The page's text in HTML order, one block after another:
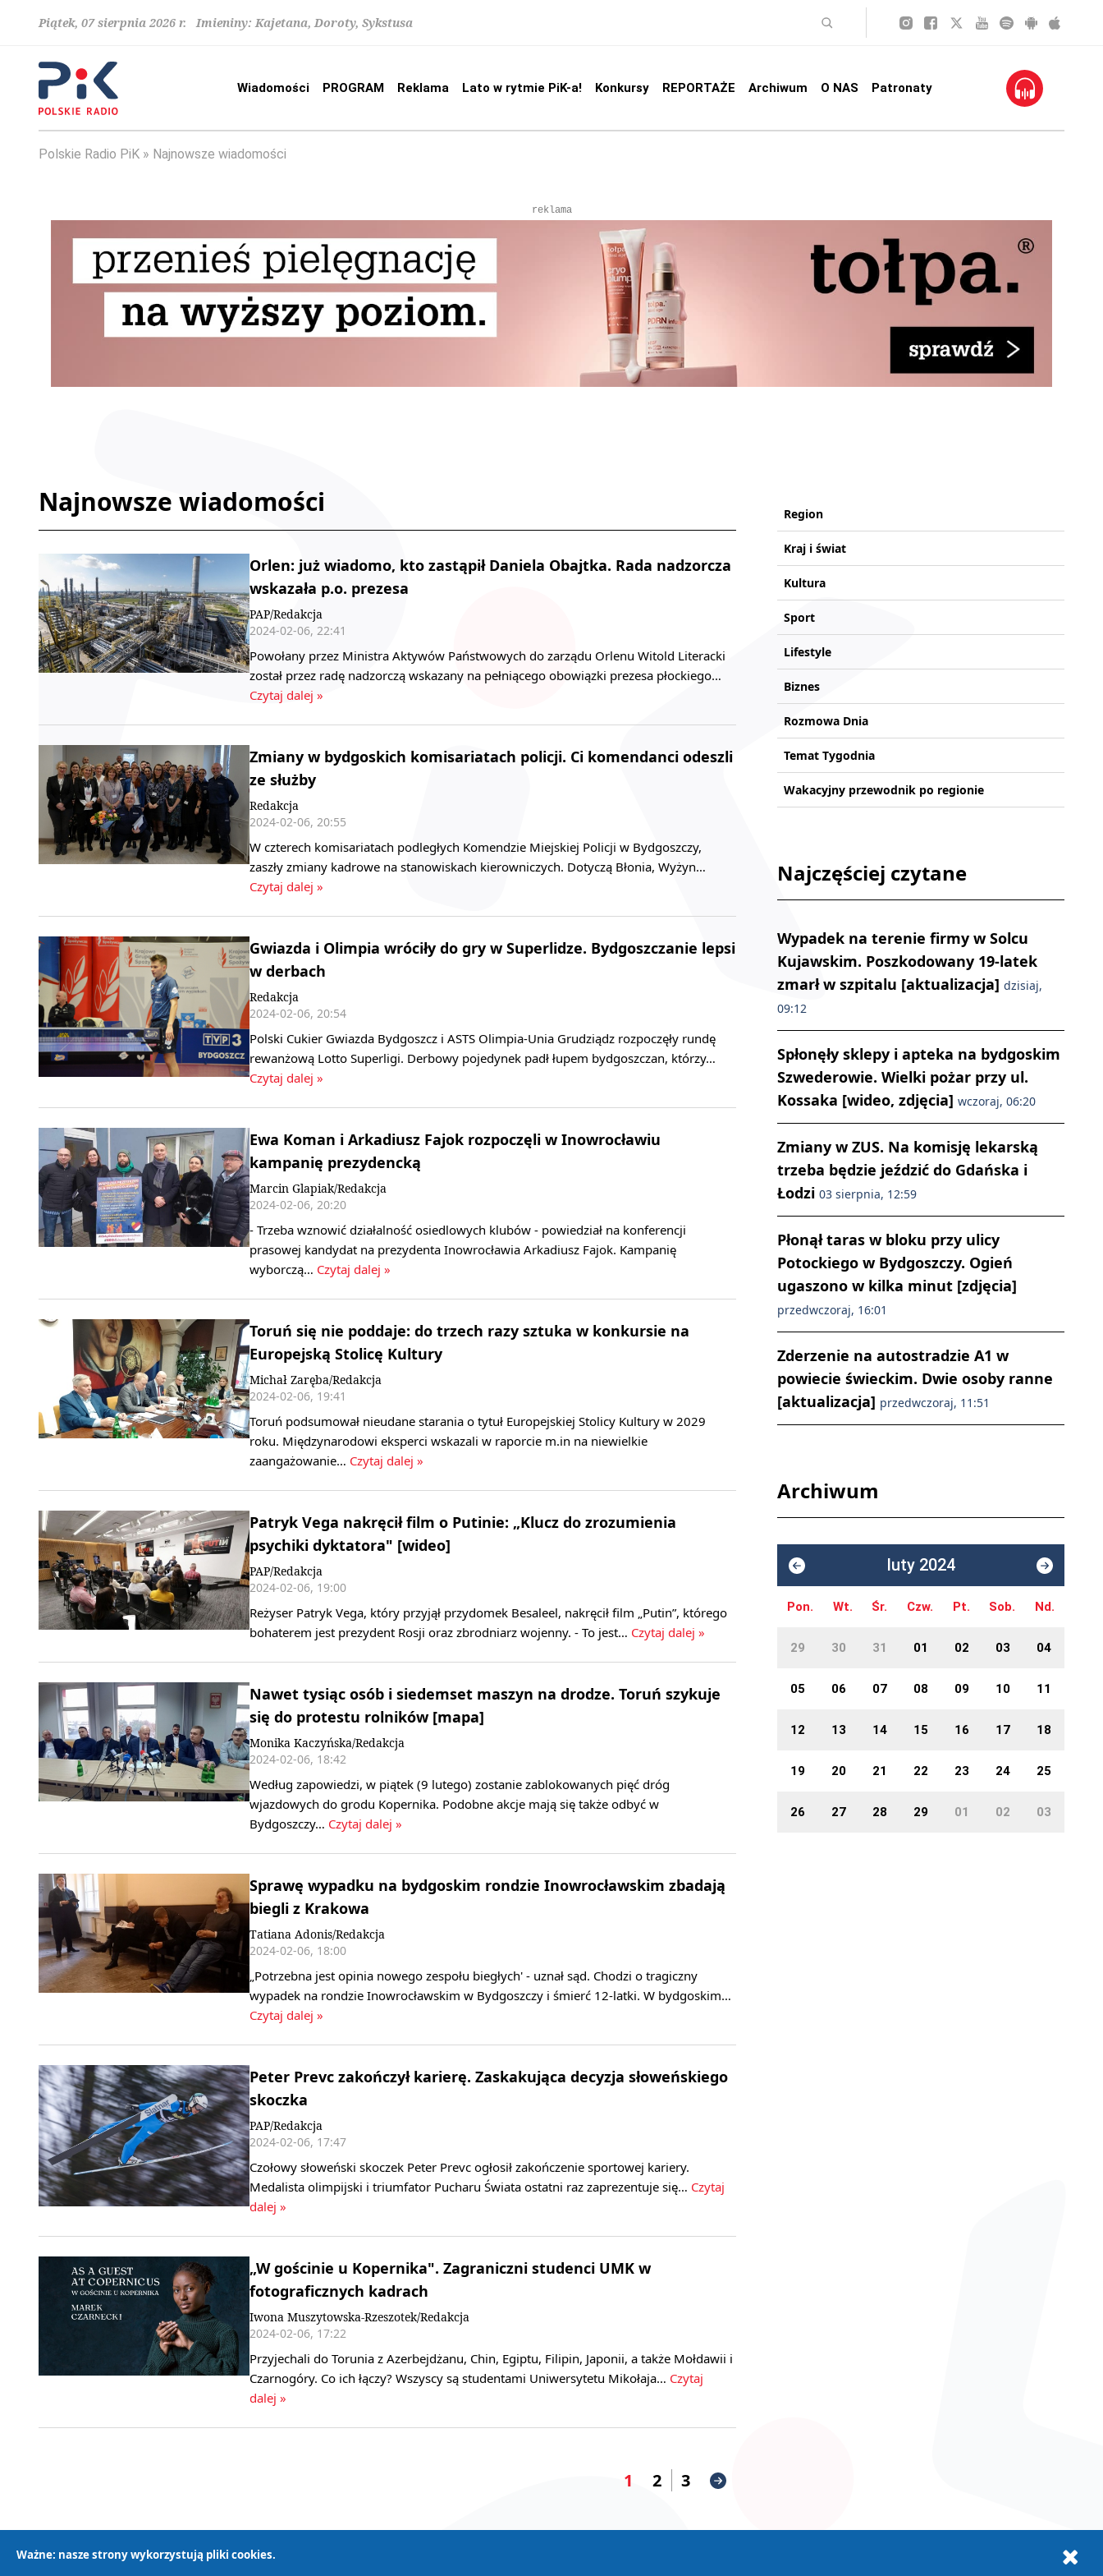
Piątek, 07 sierpnia 2026 r. Imieniny: Kajetana, Doroty, Sykstusa
Wiadomości PROGRAM Reklama Lato w rytmie PiK-a! Konkursy REPORTAŻE Archiwum O NAS Patronaty
Polskie Radio PiK Najnowsze wiadomości
reklama
Najnowsze wiadomości
Orlen: już wiadomo, kto zastąpił Daniela Obajtka. Rada nadzorcza
wskazała p.o. prezesa
PAP/Redakcja
2024-02-06, 22:41
Powołany przez Ministra Aktywów Państwowych do zarządu Orlenu Witold Literacki
został przez radę nadzorczą wskazany na pełniącego obowiązki prezesa płockiego…
Czytaj dalej »
Zmiany w bydgoskich komisariatach policji. Ci komendanci odeszli
ze służby
Redakcja
2024-02-06, 20:55
W czterech komisariatach podległych Komendzie Miejskiej Policji w Bydgoszczy,
zaszły zmiany kadrowe na stanowiskach kierowniczych. Dotyczą Błonia, Wyżyn…
Czytaj dalej »
Gwiazda i Olimpia wróciły do gry w Superlidze. Bydgoszczanie lepsi
w derbach
Redakcja
2024-02-06, 20:54
Polski Cukier Gwiazda Bydgoszcz i ASTS Olimpia-Unia Grudziądz rozpoczęły rundę
rewanżową Lotto Superligi. Derbowy pojedynek padł łupem bydgoszczan, którzy…
Czytaj dalej »
Ewa Koman i Arkadiusz Fajok rozpoczęli w Inowrocławiu
kampanię prezydencką
Marcin Glapiak/Redakcja
2024-02-06, 20:20
- Trzeba wznowić działalność osiedlowych klubów - powiedział na konferencji
prasowej kandydat na prezydenta Inowrocławia Arkadiusz Fajok. Kampanię
wyborczą… Czytaj dalej »
Toruń się nie poddaje: do trzech razy sztuka w konkursie na
Europejską Stolicę Kultury
Michał Zaręba/Redakcja
2024-02-06, 19:41
Toruń podsumował nieudane starania o tytuł Europejskiej Stolicy Kultury w 2029
roku. Międzynarodowi eksperci wskazali w raporcie m.in na niewielkie
zaangażowanie… Czytaj dalej »
Patryk Vega nakręcił film o Putinie: „Klucz do zrozumienia
psychiki dyktatora" [wideo]
PAP/Redakcja
2024-02-06, 19:00
Reżyser Patryk Vega, który przyjął przydomek Besaleel, nakręcił film „Putin”, którego
bohaterem jest prezydent Rosji oraz zbrodniarz wojenny. - To jest… Czytaj dalej »
Nawet tysiąc osób i siedemset maszyn na drodze. Toruń szykuje
się do protestu rolników [mapa]
Monika Kaczyńska/Redakcja
2024-02-06, 18:42
Według zapowiedzi, w piątek (9 lutego) zostanie zablokowanych pięć dróg
wjazdowych do grodu Kopernika. Podobne akcje mają się także odbyć w
Bydgoszczy… Czytaj dalej »
Sprawę wypadku na bydgoskim rondzie Inowrocławskim zbadają
biegli z Krakowa
Tatiana Adonis/Redakcja
2024-02-06, 18:00
„Potrzebna jest opinia nowego zespołu biegłych' - uznał sąd. Chodzi o tragiczny
wypadek na rondzie Inowrocławskim w Bydgoszczy i śmierć 12-latki. W bydgoskim…
Czytaj dalej »
Peter Prevc zakończył karierę. Zaskakująca decyzja słoweńskiego
skoczka
PAP/Redakcja
2024-02-06, 17:47
Czołowy słoweński skoczek Peter Prevc ogłosił zakończenie sportowej kariery.
Medalista olimpijski i triumfator Pucharu Świata ostatni raz zaprezentuje się… Czytaj
dalej »
„W gościnie u Kopernika". Zagraniczni studenci UMK w
fotograficznych kadrach
Iwona Muszytowska-Rzeszotek/Redakcja
2024-02-06, 17:22
Przyjechali do Torunia z Azerbejdżanu, Chin, Egiptu, Filipin, Japonii, a także Mołdawii i
Czarnogóry. Co ich łączy? Wszyscy są studentami Uniwersytetu Mikołaja… Czytaj
dalej »
1 2 3
Region
Kraj i świat
Kultura
Sport
Lifestyle
Biznes
Rozmowa Dnia
Temat Tygodnia
Wakacyjny przewodnik po regionie
Najczęściej czytane
Wypadek na terenie firmy w Solcu
Kujawskim. Poszkodowany 19-latek
zmarł w szpitalu [aktualizacja] dzisiaj,
09:12
Spłonęły sklepy i apteka na bydgoskim
Szwederowie. Wielki pożar przy ul.
Kossaka [wideo, zdjęcia] wczoraj, 06:20
Zmiany w ZUS. Na komisję lekarską
trzeba będzie jeździć do Gdańska i
Łodzi 03 sierpnia, 12:59
Płonął taras w bloku przy ulicy
Potockiego w Bydgoszczy. Ogień
ugaszono w kilka minut [zdjęcia]
przedwczoraj, 16:01
Zderzenie na autostradzie A1 w
powiecie świeckim. Dwie osoby ranne
[aktualizacja] przedwczoraj, 11:51
Archiwum
luty 2024
Pon. Wt. Śr. Czw. Pt. Sob. Nd.
29 30 31 01 02 03 04
05 06 07 08 09 10 11
12 13 14 15 16 17 18
19 20 21 22 23 24 25
26 27 28 29 01 02 03
Ważne: nasze strony wykorzystują pliki cookies.